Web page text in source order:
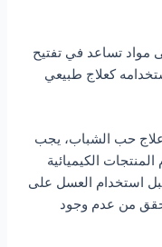
مواد تساعد في تفتيح
كعلاج طبيعي
حب الشباب، يجب
المنتجات الكيميائية
استخدام العسل على
من عدم وجود